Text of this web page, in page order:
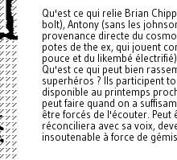
Qu'est ce qui relie Brian
bolt), Antony (sans les
provenance directe du
potes de the ex, qui jouent
pouce et du likembé
Qu'est ce qui peut bien
superhéros ? Ils participent
disponible au printemps
peut faire quand on a
être forcés de l'écouter. Peut
réconciliera avec sa voix,
insoutenable à force de